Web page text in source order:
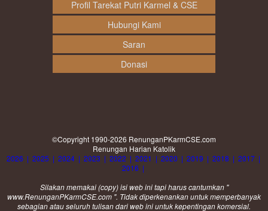
Profil Tarekat Putri Karmel & CSE
Hubungi Kami
Saran
Donasi
©Copyright 1990-2026 RenunganPKarmCSE.com
Renungan Harian Katolik
2026 | 2025 | 2024 | 2023 | 2022 | 2021 | 2020 | 2019 | 2018 | 2017 |
2016 |
Silakan memakai (copy) isi web ini tapi harus cantumkan "
www.RenunganPKarmCSE.com ". Tidak diperkenankan untuk memperbanyak
sebagian atau seluruh tulisan dari web ini untuk kepentingan komersial.